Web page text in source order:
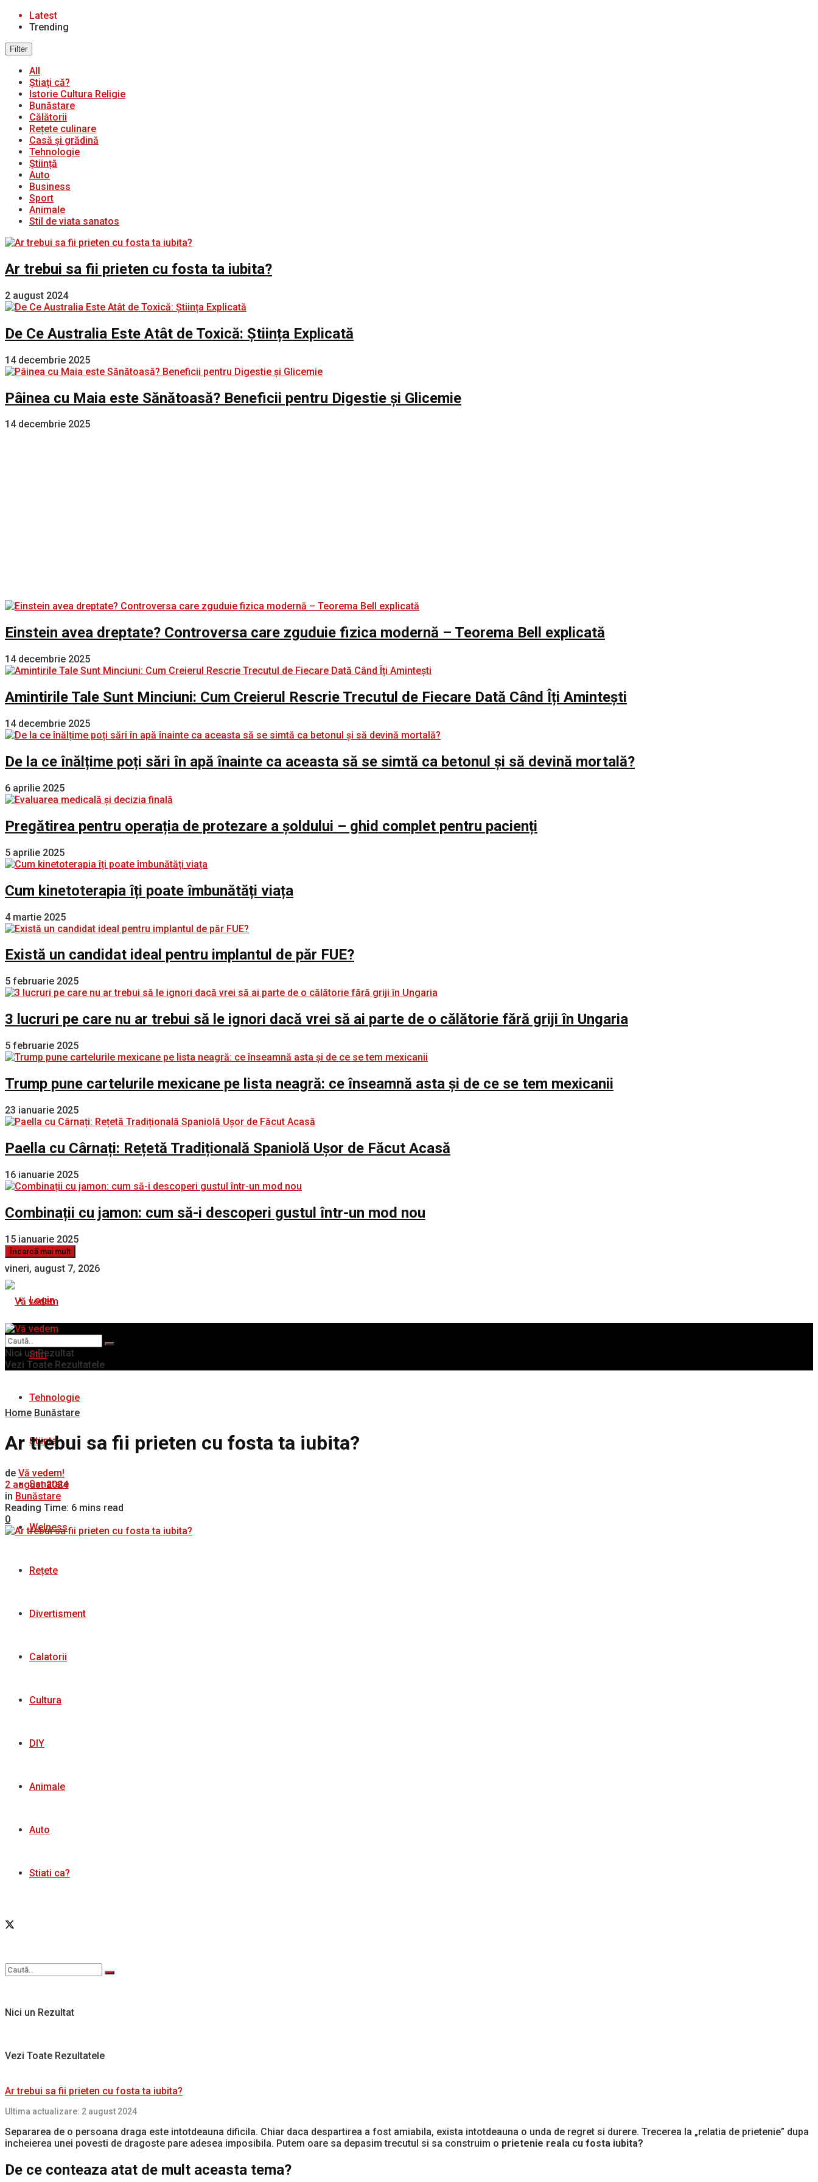
Latest
Trending
Filter
All
Știați că?
Istorie Cultura Religie
Bunăstare
Călătorii
Rețete culinare
Casă și grădină
Tehnologie
Știință
Auto
Business
Sport
Animale
Stil de viata sanatos
Ar trebui sa fii prieten cu fosta ta iubita?
2 august 2024
De Ce Australia Este Atât de Toxică: Știința Explicată
14 decembrie 2025
Pâinea cu Maia este Sănătoasă? Beneficii pentru Digestie și Glicemie
14 decembrie 2025
Einstein avea dreptate? Controversa care zguduie fizica modernă – Teorema Bell explicată
14 decembrie 2025
Amintirile Tale Sunt Minciuni: Cum Creierul Rescrie Trecutul de Fiecare Dată Când Îți Amintești
14 decembrie 2025
De la ce înălțime poți sări în apă înainte ca aceasta să se simtă ca betonul și să devină mortală?
6 aprilie 2025
Pregătirea pentru operația de protezare a șoldului – ghid complet pentru pacienți
5 aprilie 2025
Cum kinetoterapia îți poate îmbunătăți viața
4 martie 2025
Există un candidat ideal pentru implantul de păr FUE?
5 februarie 2025
3 lucruri pe care nu ar trebui să le ignori dacă vrei să ai parte de o călătorie fără griji în Ungaria
5 februarie 2025
Trump pune cartelurile mexicane pe lista neagră: ce înseamnă asta și de ce se tem mexicanii
23 ianuarie 2025
Paella cu Cârnați: Rețetă Tradițională Spaniolă Ușor de Făcut Acasă
16 ianuarie 2025
Combinații cu jamon: cum să-i descoperi gustul într-un mod nou
15 ianuarie 2025
Încarcă mai mult
vineri, august 7, 2026
Login
Stiri
Tehnologie
Stiinta
Sanatate
Welness
Rețete
Divertisment
Calatorii
Cultura
DIY
Animale
Auto
Stiati ca?
Nici un Rezultat
Vezi Toate Rezultatele
Nici un Rezultat
Vezi Toate Rezultatele
Home Bunăstare
Ar trebui sa fii prieten cu fosta ta iubita?
de Vă vedem!
2 august 2024
in Bunăstare
Reading Time: 6 mins read
0
Ar trebui sa fii prieten cu fosta ta iubita?
Ultima actualizare: 2 august 2024
Separarea de o persoana draga este intotdeauna dificila. Chiar daca despartirea a fost amiabila, exista intotdeauna o unda de regret si durere. Trecerea la „relatia de prietenie” dupa
incheierea unei povesti de dragoste pare adesea imposibila. Putem oare sa depasim trecutul si sa construim o prietenie reala cu fosta iubita?
De ce conteaza atat de mult aceasta tema?